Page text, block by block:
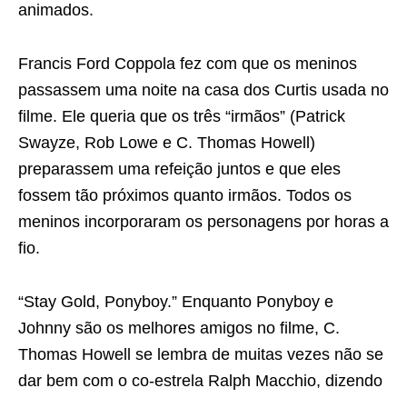
animados.
Francis Ford Coppola fez com que os meninos
passassem uma noite na casa dos Curtis usada no
filme. Ele queria que os três “irmãos” (Patrick
Swayze, Rob Lowe e C. Thomas Howell)
preparassem uma refeição juntos e que eles
fossem tão próximos quanto irmãos. Todos os
meninos incorporaram os personagens por horas a
fio.
“Stay Gold, Ponyboy.” Enquanto Ponyboy e
Johnny são os melhores amigos no filme, C.
Thomas Howell se lembra de muitas vezes não se
dar bem com o co-estrela Ralph Macchio, dizendo